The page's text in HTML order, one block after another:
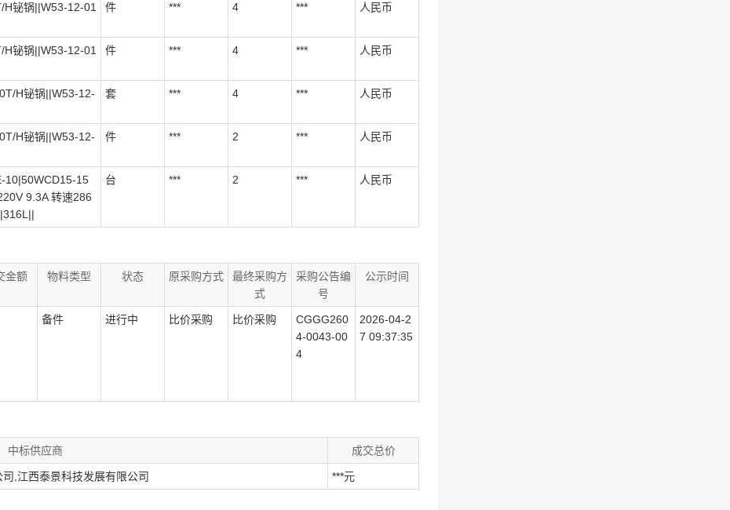
铋锅||W53-12-01
件 *** 4 *** 人民币
铋锅||W53-12-01
件 *** 4 *** 人民币
H铋锅||W53-12-
套 *** 4 *** 人民币
H铋锅||W53-12-
件 *** 2 *** 人民币
10|50WCD15-15
9.3A 转速286
台 *** 2 *** 人民币
金额 物料类型 状态 原采购方式
最终采购方
式
采购公告编
号
公示时间
备件 进行中 比价采购 比价采购
CGGG260
4-0043-00
4
2026-04-2
7 09:37:35
中标供应商 成交总价
,江西泰景科技发展有限公司 ***元